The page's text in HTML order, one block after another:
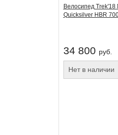
Велосипед Trek'18
Quicksilver HBR
34 800 руб.
Нет в наличии